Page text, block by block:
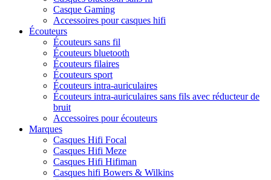
Casque Gaming
Accessoires pour casques hifi
Écouteurs
Écouteurs sans fil
Écouteurs bluetooth
Écouteurs filaires
Écouteurs sport
Écouteurs intra-auriculaires
Écouteurs intra-auriculaires sans fils avec réducteur de
bruit
Accessoires pour écouteurs
Marques
Casques Hifi Focal
Casques Hifi Meze
Casques Hifi Hifiman
Casques hifi Bowers & Wilkins